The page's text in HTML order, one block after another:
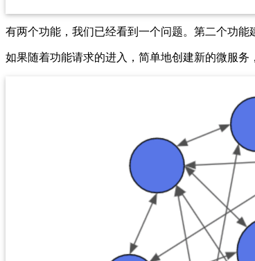
有两个功能，我们已经看到一个问题。第二个功能
如果随着功能请求的进入，简单地创建新的微服务